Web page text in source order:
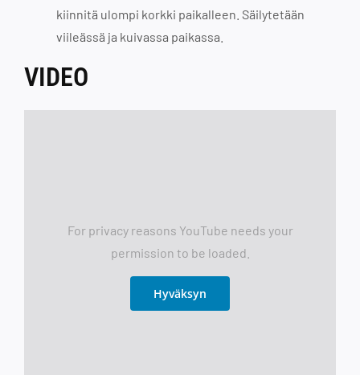
kiinnitä ulompi korkki paikalleen. Säilytetään
viileässä ja kuivassa paikassa.
VIDEO
For privacy reasons YouTube needs your
permission to be loaded.
Hyväksyn